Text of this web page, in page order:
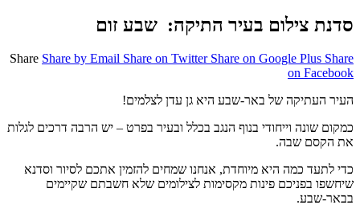
סדנת צילום בעיר התיקה: שבע זום
Share Share by Email Share on Twitter Share on Google Plus Share
on Facebook
העיר העתיקה של באר-שבע היא גן עדן לצלמים!
כמקום שונה וייחודי בנוף הנגב בכלל ובעיר בפרט – יש הרבה דרכים לגלות
את הקסם שבה.
כדי לתעד כמה היא מיוחדת, אנחנו שמחים להזמין אתכם לסיור וסדנא
שיחשפו בפניכם פינות מקסימות לצילומים שלא חשבתם שקיימים
בבאר-שבע.